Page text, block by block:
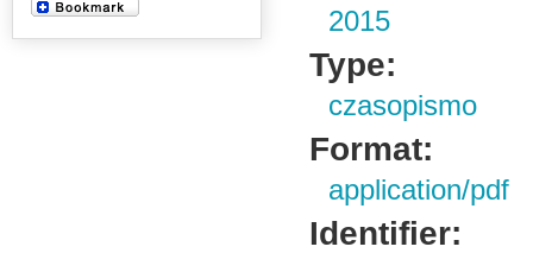
2015
Type:
czasopismo
Format:
application/pdf
Identifier: